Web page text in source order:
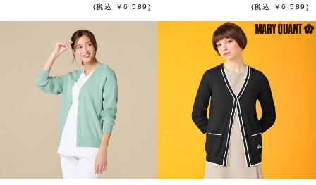
(税込 ￥6,589) (税込 ￥6,589)